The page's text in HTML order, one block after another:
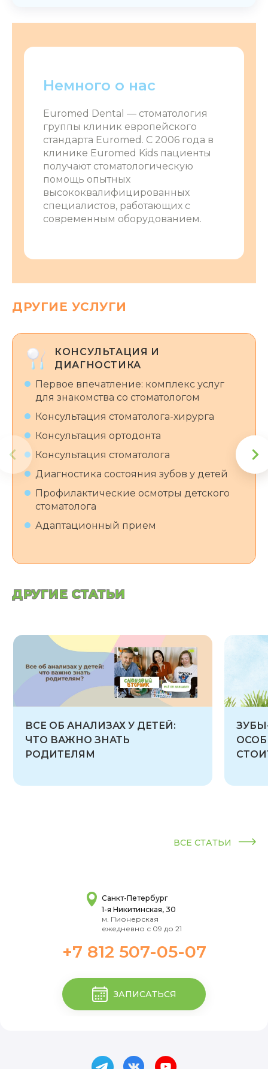
Немного о нас
Euromed Dental ― стоматология
группы клиник европейского
стандарта Euromed. С 2006 года в
клинике Euromed Kids пациенты
получают стоматологическую
помощь опытных
высококвалифицированных
специалистов, работающих с
современным оборудованием.
ДРУГИЕ УСЛУГИ
КОНСУЛЬТАЦИЯ И
ДИАГНОСТИКА
Первое впечатление: комплекс услуг
для знакомства со стоматологом
Консультация стоматолога-хирурга
Консультация ортодонта
Консультация стоматолога
Диагностика состояния зубов у детей
Профилактические осмотры детского
стоматолога
Адаптационный прием
ДРУГИЕ СТАТЬИ
ВСЕ ОБ АНАЛИЗАХ У ДЕТЕЙ:
ЧТО ВАЖНО ЗНАТЬ
РОДИТЕЛЯМ
ВСЕ СТАТЬИ
Санкт-Петербург
1-я Никитинская, 30
м. Пионерская
ежедневно с 09 до 21
+7 812 507-05-07
ЗАПИСАТЬСЯ